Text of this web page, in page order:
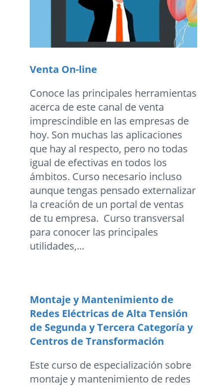
Venta On-line
Conoce las principales herramientas
acerca de este canal de venta
imprescindible en las empresas de
hoy. Son muchas las aplicaciones
que hay al respecto, pero no todas
igual de efectivas en todos los
ámbitos. Curso necesario incluso
aunque tengas pensado externalizar
la creación de un portal de ventas
de tu empresa. Curso transversal
para conocer las principales
utilidades,...
Montaje y Mantenimiento de
Redes Eléctricas de Alta Tensión
de Segunda y Tercera Categoría y
Centros de Transformación
Este curso de especialización sobre
montaje y mantenimiento de redes